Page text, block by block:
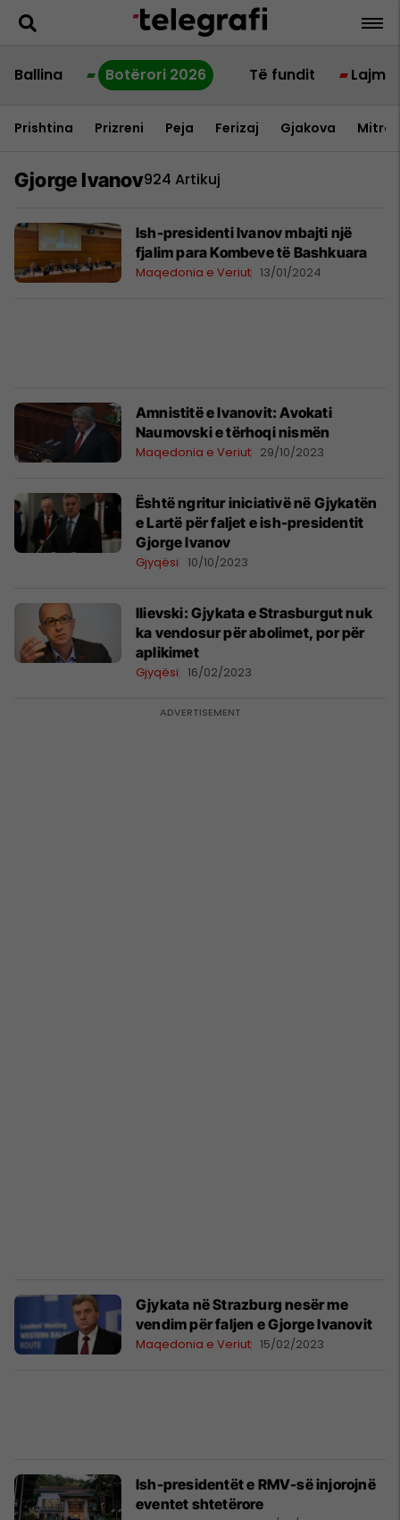
Ballina Botërori 2026 Të fundit Lajme
Prishtina Prizreni Peja Ferizaj Gjakova
Gjorge Ivanov924 Artikuj
Ish-presidenti Ivanov mbajti një
fjalim para Kombeve të Bashkuara
Maqedonia e Veriut 13/01/2024
Amnistitë e Ivanovit: Avokati
Naumovski e tërhoqi nismën
Maqedonia e Veriut 29/10/2023
Është ngritur iniciativë në Gjykatën
e Lartë për faljet e ish-presidentit
Gjorge Ivanov
Gjyqësi 10/10/2023
Ilievski: Gjykata e Strasburgut nuk
ka vendosur për abolimet, por për
aplikimet
Gjyqësi 16/02/2023
Gjykata në Strazburg nesër me
vendim për faljen e Gjorge Ivanovit
Maqedonia e Veriut 15/02/2023
Ish-presidentët e RMV-së injorojnë
eventet shtetërore